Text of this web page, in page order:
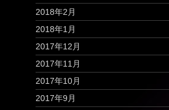
2018年2月
2018年1月
2017年12月
2017年11月
2017年10月
2017年9月